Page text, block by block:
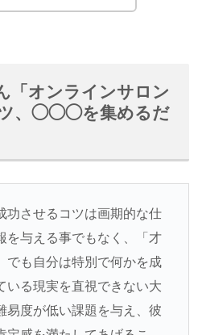
「オンラインサロン
ツ、◯◯◯を集めるだ
功させるコツは画期的な仕
を与える事でもなく、「才
でも自分は特別で何かを成
いる現実を直視できない大
易度が低い課題を与え、彼